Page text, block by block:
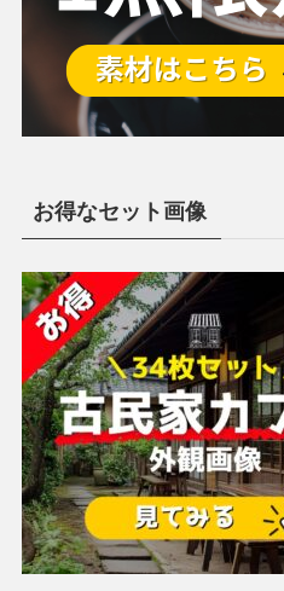
お得なセット画像